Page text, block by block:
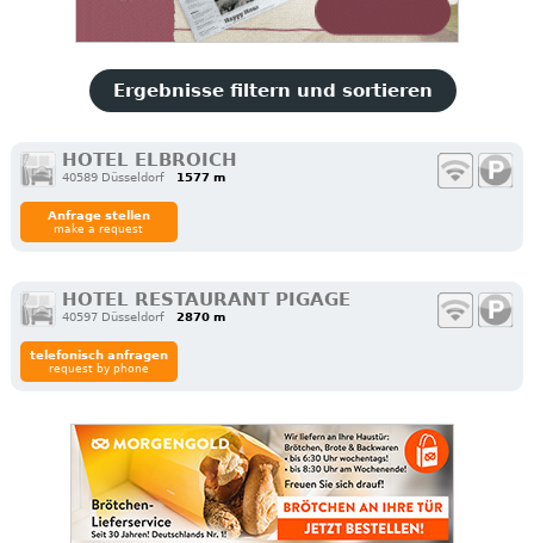
Ergebnisse filtern und sortieren
HOTEL ELBROICH
40589 Düsseldorf 1577 m
Anfrage stellen
make a request
HOTEL RESTAURANT PIGAGE
40597 Düsseldorf 2870 m
telefonisch anfragen
request by phone